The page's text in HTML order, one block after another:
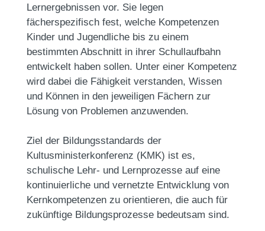
Lernergebnissen vor. Sie legen
fächerspezifisch fest, welche Kompetenzen
Kinder und Jugendliche bis zu einem
bestimmten Abschnitt in ihrer Schullaufbahn
entwickelt haben sollen. Unter einer Kompetenz
wird dabei die Fähigkeit verstanden, Wissen
und Können in den jeweiligen Fächern zur
Lösung von Problemen anzuwenden.
Ziel der Bildungsstandards der
Kultusministerkonferenz (KMK) ist es,
schulische Lehr- und Lernprozesse auf eine
kontinuierliche und vernetzte Entwicklung von
Kernkompetenzen zu orientieren, die auch für
zukünftige Bildungsprozesse bedeutsam sind.